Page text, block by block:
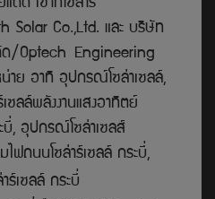
ซาท์โซล่าร์
Solar Co.,Ltd. และ บริษีัท
ด/Optech Engineering
าย อาทิ อุปกรณ์โซล่าเซลล์,
เซลล์พลังงานแสงอาทิตย์
บี่, อุปกรณ์โซล่าเซลส์
ไฟถนนโซล่าร์เซลล์ กระบี่,
าร์เซลล์ กระบี่